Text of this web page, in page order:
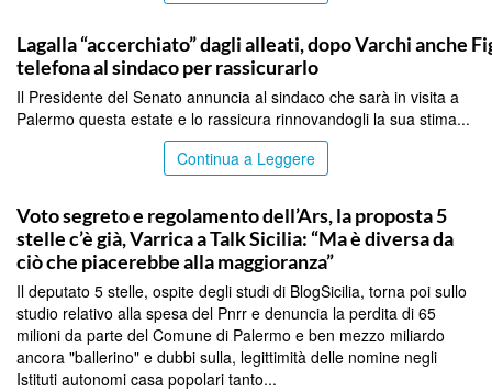
Lagalla “accerchiato” dagli alleati, dopo Varchi anche
telefona al sindaco per rassicurarlo
Il Presidente del Senato annuncia al sindaco che sarà in visita a
Palermo questa estate e lo rassicura rinnovandogli la sua stima...
Continua a Leggere
Voto segreto e regolamento dell’Ars, la proposta 5
stelle c’è già, Varrica a Talk Sicilia: “Ma è diversa da
ciò che piacerebbe alla maggioranza”
Il deputato 5 stelle, ospite degli studi di BlogSicilia, torna poi sullo
studio relativo alla spesa del Pnrr e denuncia la perdita di 65
milioni da parte del Comune di Palermo e ben mezzo miliardo
ancora "ballerino" e dubbi sulla, legittimità delle nomine negli
Istituti autonomi casa popolari tanto...